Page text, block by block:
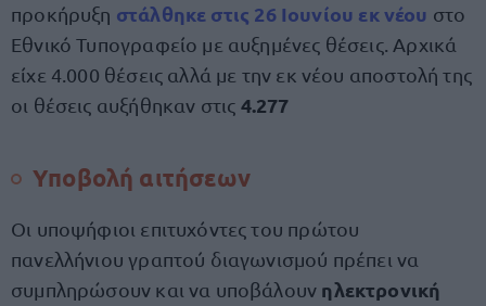
προκήρυξη στάλθηκε στις 26 Ιουνίου εκ νέου στο
Εθνικό Τυπογραφείο με αυξημένες θέσεις. Αρχικά
είχε 4.000 θέσεις αλλά με την εκ νέου αποστολή της
οι θέσεις αυξήθηκαν στις 4.277
Υποβολή αιτήσεων
Οι υποψήφιοι επιτυχόντες του πρώτου
πανελλήνιου γραπτού διαγωνισμού πρέπει να
συμπληρώσουν και να υποβάλουν ηλεκτρονική